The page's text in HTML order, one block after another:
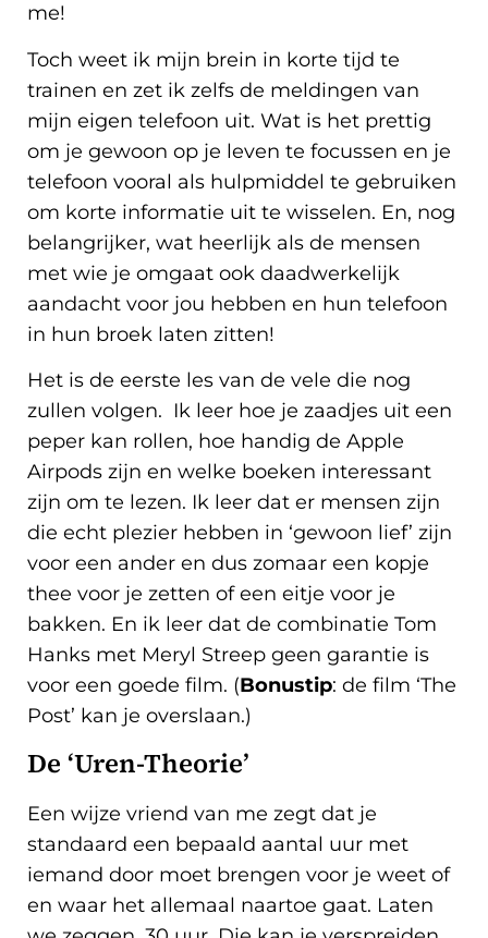
me!
Toch weet ik mijn brein in korte tijd te
trainen en zet ik zelfs de meldingen van
mijn eigen telefoon uit. Wat is het prettig
om je gewoon op je leven te focussen en je
telefoon vooral als hulpmiddel te gebruiken
om korte informatie uit te wisselen. En, nog
belangrijker, wat heerlijk als de mensen
met wie je omgaat ook daadwerkelijk
aandacht voor jou hebben en hun telefoon
in hun broek laten zitten!
Het is de eerste les van de vele die nog
zullen volgen. Ik leer hoe je zaadjes uit een
peper kan rollen, hoe handig de Apple
Airpods zijn en welke boeken interessant
zijn om te lezen. Ik leer dat er mensen zijn
die echt plezier hebben in ‘gewoon lief’ zijn
voor een ander en dus zomaar een kopje
thee voor je zetten of een eitje voor je
bakken. En ik leer dat de combinatie Tom
Hanks met Meryl Streep geen garantie is
voor een goede film. (Bonustip: de film ‘The
Post’ kan je overslaan.)
De ‘Uren-Theorie’
Een wijze vriend van me zegt dat je
standaard een bepaald aantal uur met
iemand door moet brengen voor je weet of
en waar het allemaal naartoe gaat. Laten